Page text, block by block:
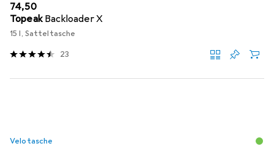
EUR
74,50
Topeak Backloader X
15 l, Satteltasche
23
Velotasche